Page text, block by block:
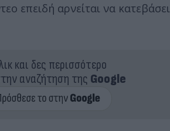
επειδή αρνείται να κατεβάσει
και δες περισσότερο
αναζήτηση της Google